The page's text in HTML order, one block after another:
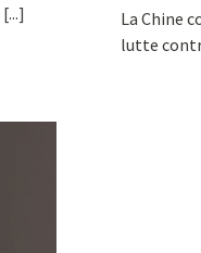
[...]
La Chine
lutte